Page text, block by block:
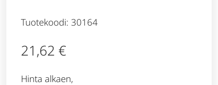
Tuotekoodi: 30164
21,62 €
Hinta alkaen,